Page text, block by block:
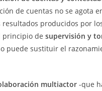
de cuentas no se agota
producidos por
principio de supervisión y
puede sustituir el
multiactor -que